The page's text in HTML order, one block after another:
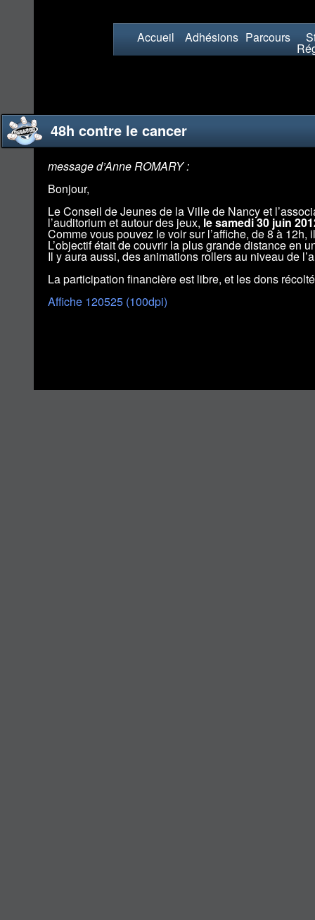
Accueil Adhésions Parcours
48h contre le cancer
message d’Anne ROMARY :
Bonjour,
Le Conseil de Jeunes de la Ville de Nancy et
l’auditorium et autour des jeux, le samedi 30 juin
Comme vous pouvez le voir sur l’affiche, de 8 à
L’objectif était de couvrir la plus grande distance en
Il y aura aussi, des animations rollers au niveau de
La participation financière est libre, et les dons
Affiche 120525 (100dpi)